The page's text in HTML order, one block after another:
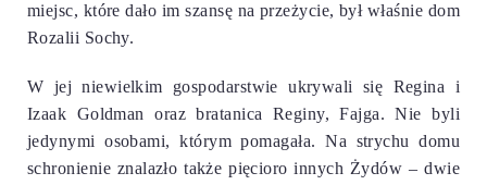
miejsc, które dało im szansę na przeżycie, był właśnie dom
Rozalii Sochy.
W jej niewielkim gospodarstwie ukrywali się Regina i
Izaak Goldman oraz bratanica Reginy, Fajga. Nie byli
jedynymi osobami, którym pomagała. Na strychu domu
schronienie znalazło także pięcioro innych Żydów – dwie